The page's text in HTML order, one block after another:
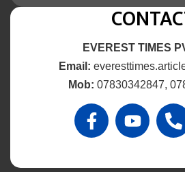
EVEREST TIMES
Email:
Mob: 07830342847,